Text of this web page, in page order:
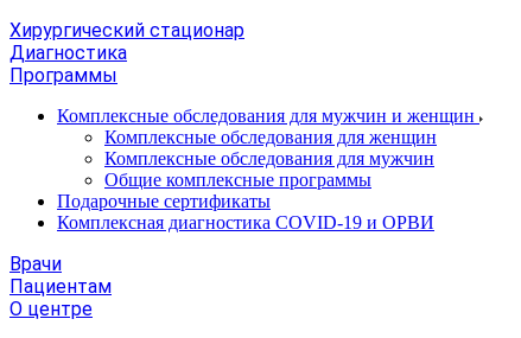
Хирургический стационар
Диагностика
Программы
Комплексные обследования для мужчин и женщин
Комплексные обследования для женщин
Комплексные обследования для мужчин
Общие комплексные программы
Подарочные сертификаты
Комплексная диагностика COVID-19 и ОРВИ
Врачи
Пациентам
О центре